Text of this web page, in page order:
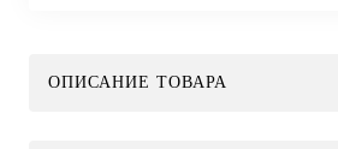
ОПИСАНИЕ ТОВАРА